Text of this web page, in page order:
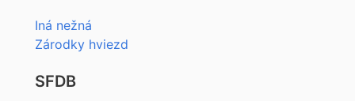
Iná nežná
Zárodky hviezd
SFDB